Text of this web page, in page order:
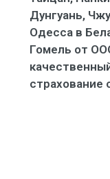
Дунгуань,
Одесса в
Гомель от
страхование